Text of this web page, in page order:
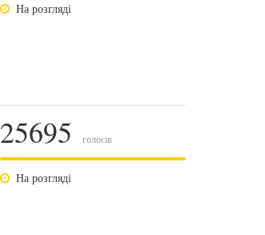
На розгляді
25695 голосів
На розгляді